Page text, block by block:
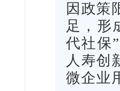
因政策
足，形
代社保
人寿创
微企业